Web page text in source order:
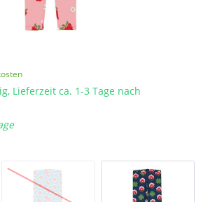
Lieferzeit ca. 1-3 Tage nach